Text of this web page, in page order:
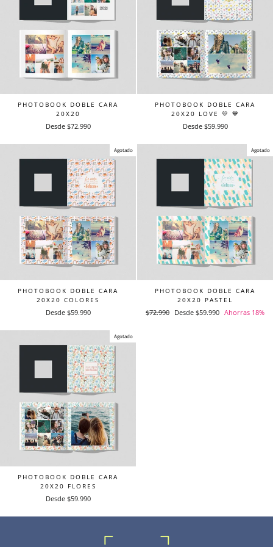
PHOTOBOOK DOBLE CARA
20X20
Desde $72.990
PHOTOBOOK DOBLE CARA
20X20 LOVE 💛 💙
Desde $59.990
Agotado
PHOTOBOOK DOBLE CARA
20X20 COLORES
Desde $59.990
Agotado
PHOTOBOOK DOBLE CARA
20X20 PASTEL
Precio
$72.990 Precio
Desde $59.990 Ahorras 18%
Agotado
PHOTOBOOK DOBLE CARA
20X20 FLORES
Desde $59.990